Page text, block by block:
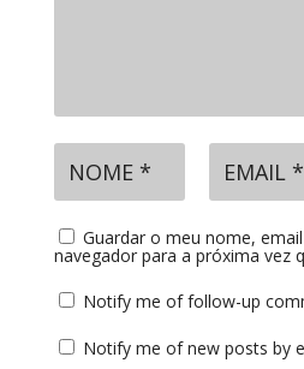
Guardar o meu nome,
navegador para a próxima vez
Notify me of follow-up
Notify me of new posts by